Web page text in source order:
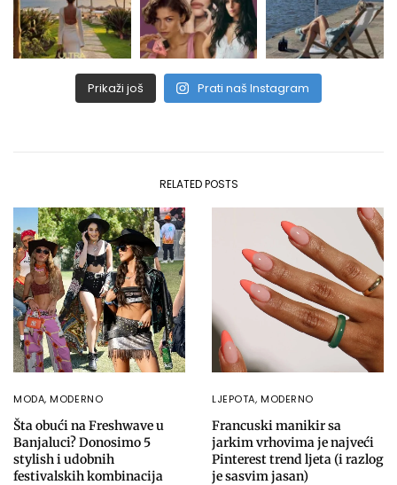
Prikaži još Prati naš Instagram
RELATED POSTS
MODA,MODERNO
Šta obući na Freshwave u
Banjaluci? Donosimo 5
stylish i udobnih
festivalskih kombinacija
LJEPOTA, MODERNO
Francuski manikir sa
jarkim vrhovima je najveći
Pinterest trend ljeta (i razlog
je sasvim jasan)